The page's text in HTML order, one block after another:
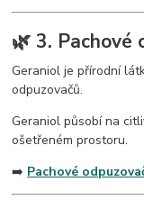
🌿 3. Pachové
Geraniol je přírodní
odpuzovačů.
Geraniol působí na
ošetřeném prostoru.
➡️ Pachové